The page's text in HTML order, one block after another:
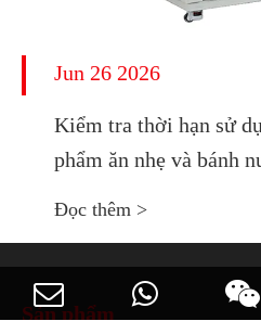
Jun 26 2026
Kiểm tra thời hạn sử
phẩm ăn nhẹ và bánh
Đọc thêm >
Sản phẩm